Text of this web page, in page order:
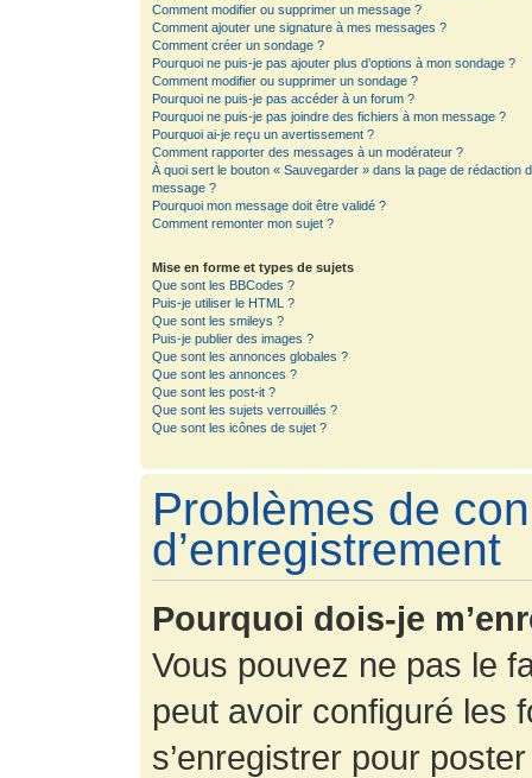
Comment modifier ou supprimer un message ?
Comment ajouter une signature à mes messages ?
Comment créer un sondage ?
Pourquoi ne puis-je pas ajouter plus d’options à mon sondage ?
Comment modifier ou supprimer un sondage ?
Pourquoi ne puis-je pas accéder à un forum ?
Pourquoi ne puis-je pas joindre des fichiers à mon message ?
Pourquoi ai-je reçu un avertissement ?
Comment rapporter des messages à un modérateur ?
À quoi sert le bouton « Sauvegarder » dans la page de rédaction
message ?
Pourquoi mon message doit être validé ?
Comment remonter mon sujet ?
Mise en forme et types de sujets
Que sont les BBCodes ?
Puis-je utiliser le HTML ?
Que sont les smileys ?
Puis-je publier des images ?
Que sont les annonces globales ?
Que sont les annonces ?
Que sont les post-it ?
Que sont les sujets verrouillés ?
Que sont les icônes de sujet ?
Problèmes de
d’enregistrement
Pourquoi dois-je
Vous pouvez ne pas le
peut avoir configuré les
s’enregistrer pour